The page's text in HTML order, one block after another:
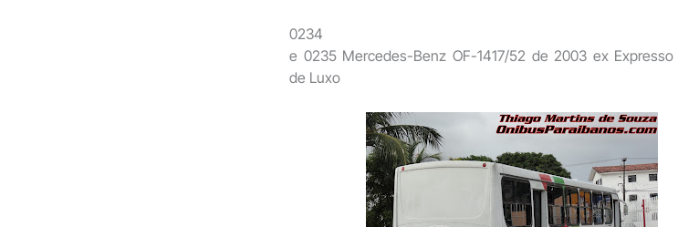
0234
e 0235 Mercedes-Benz OF-1417/52 de 2003 ex Expresso
de Luxo